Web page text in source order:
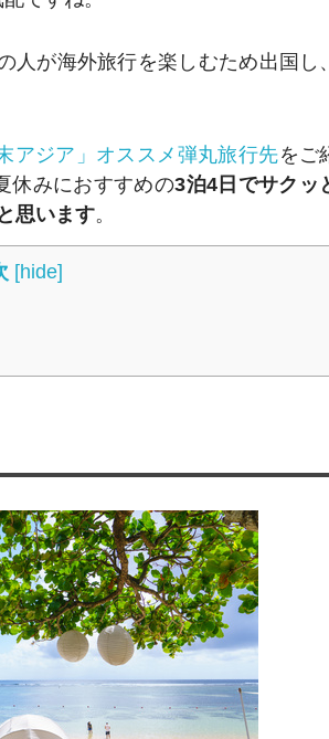
が海外旅行を楽しむため出国し
アジア」オススメ弾丸旅行先をご
休みにおすすめの3泊4日でサクッ
思います。
[hide]